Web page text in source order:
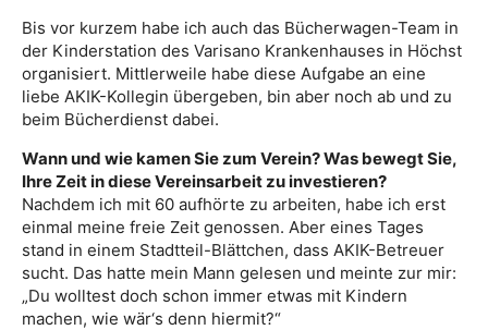
Bis vor kurzem habe ich auch das Bücherwagen-Team in
der Kinderstation des Varisano Krankenhauses in Höchst
organisiert. Mittlerweile habe diese Aufgabe an eine
liebe AKIK-Kollegin übergeben, bin aber noch ab und zu
beim Bücherdienst dabei.
Wann und wie kamen Sie zum Verein? Was bewegt Sie,
Ihre Zeit in diese Vereinsarbeit zu investieren?
Nachdem ich mit 60 aufhörte zu arbeiten, habe ich erst
einmal meine freie Zeit genossen. Aber eines Tages
stand in einem Stadtteil-Blättchen, dass AKIK-Betreuer
sucht. Das hatte mein Mann gelesen und meinte zur mir:
„Du wolltest doch schon immer etwas mit Kindern
machen, wie wär‘s denn hiermit?“